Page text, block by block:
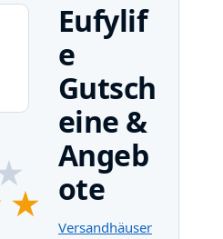
★
Eufylif
e
Gutsch
eine &
Angeb
ote
Versandhäuser